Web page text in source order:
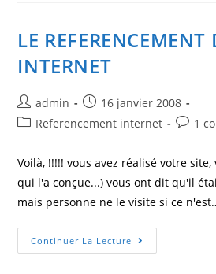
LE REFERENCEMENT
INTERNET
Auteur/autrice
de
admin
Post
published:
16 janvier 2008
PostReferencement internet
Post1
Voilà, !!!!! vous avez réalisé votre
qui l'a conçue...) vous ont dit qu'il
mais personne ne le visite si ce
Continuer La Lecture Le
Referencement